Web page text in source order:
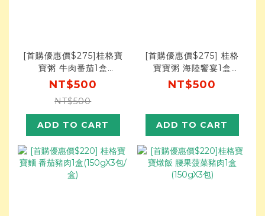
[首購優惠價$275]桂格寶
寶粥 牛肉番茄1盒
(150gX4包/盒)
NT$500
NT$500
ADD TO CART
[首購優惠價$275] 桂格
寶寶粥 海陸饗宴1盒
(150gX4包/盒)
NT$500
ADD TO CART